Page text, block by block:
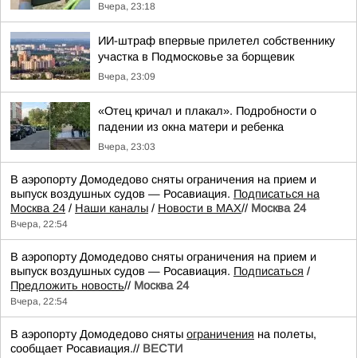
Вчера, 23:18
ИИ-штраф впервые прилетел собственнику
участка в Подмосковье за борщевик
Вчера, 23:09
«Отец кричал и плакал». Подробности о
падении из окна матери и ребенка
Вчера, 23:03
В аэропорту Домодедово сняты ограничения на прием и
выпуск воздушных судов — Росавиация. Подписаться на
Москва 24 / Наши каналы / Новости в MAX// Москва 24
Вчера, 22:54
В аэропорту Домодедово сняты ограничения на прием и
выпуск воздушных судов — Росавиация. Подписаться /
Предложить новость// Москва 24
Вчера, 22:54
В аэропорту Домодедово сняты ограничения на полеты,
сообщает Росавиация.// ВЕСТИ